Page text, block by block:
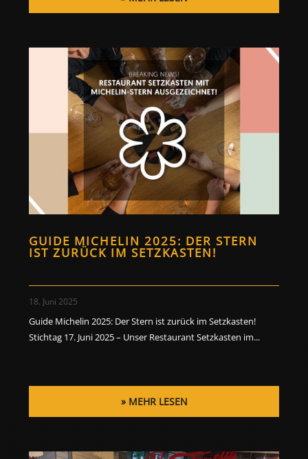
GUIDE MICHELIN 2025: DER STERN
IST ZURÜCK IM SETZKASTEN!
18. Juni 2025
Guide Michelin 2025: Der Stern ist zurück im Setzkasten!
Stichtag 17. Juni 2025 – Unser Restaurant Setzkasten im...
MEHR LESEN